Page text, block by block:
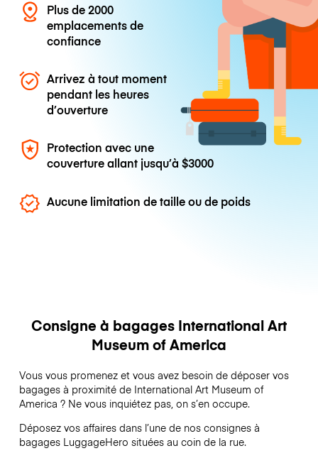
Plus de 2000
emplacements de
confiance
Arrivez à tout moment
pendant les heures
d’ouverture
Protection avec une
couverture allant jusqu’à$3000
Aucune limitation de taille ou de poids
Consigne à bagages International Art
Museum of America
Vous vous promenez et vous avez besoin de déposer vos
bagages à proximité de International Art Museum of
America ? Ne vous inquiétez pas, on s’en occupe.
Déposez vos affaires dans l’une de nos consignes à
bagages LuggageHero situées au coin de la rue.